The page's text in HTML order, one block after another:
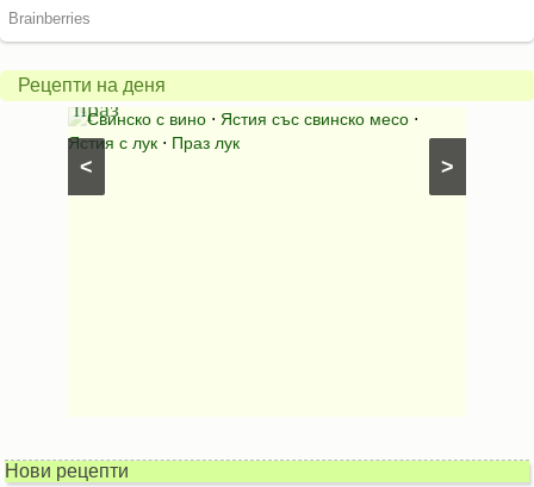
Рецепти на деня
>
<
Свинско
с
праз
Свинско с вино ⋅ Ястия със свинско месо ⋅
Ястия с лук ⋅ Праз лук
с
яйца
Нови рецепти